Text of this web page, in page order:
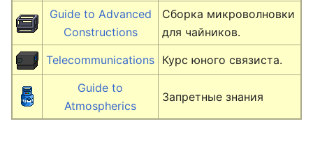
Guide to Advanced
Constructions
Сборка микроволновки
для чайников.
Telecommunications Курс юного связиста.
Guide to
Atmospherics
Запретные знания